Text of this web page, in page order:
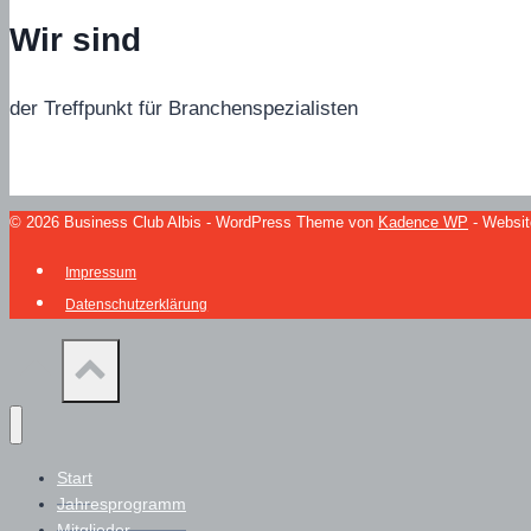
Wir sind
der Treffpunkt für Branchenspezialisten
© 2026 Business Club Albis - WordPress Theme von Kadence WP -
Impressum
Datenschutzerklärung
Start
Jahresprogramm